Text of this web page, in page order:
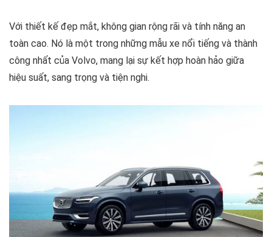
Với thiết kế đẹp mắt, không gian rộng rãi và tính năng an
toàn cao. Nó là một trong những mẫu xe nổi tiếng và thành
công nhất của Volvo, mang lại sự kết hợp hoàn hảo giữa
hiệu suất, sang trọng và tiện nghi.